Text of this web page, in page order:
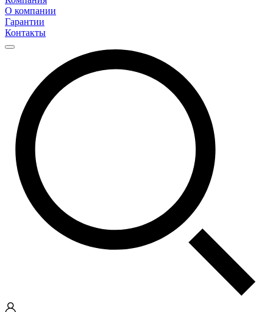
О компании
Гарантии
Контакты